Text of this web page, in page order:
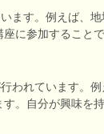
ます。例えば、地
に参加すること
われています。
。自分が興味を